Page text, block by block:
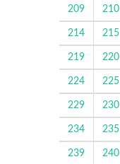
209 210
214 215
219 220
224 225
229 230
234 235
239 240